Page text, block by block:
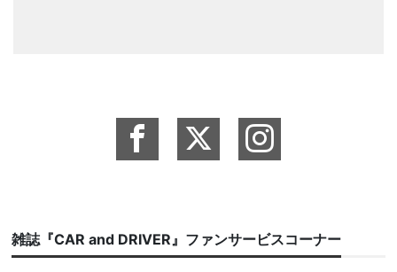
雑誌『CAR and DRIVER』ファンサービスコーナー